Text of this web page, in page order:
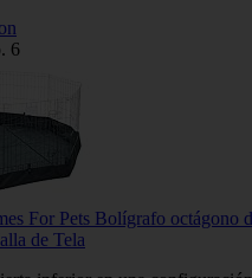
6
For Pets Bolígrafo octágono
de Tela